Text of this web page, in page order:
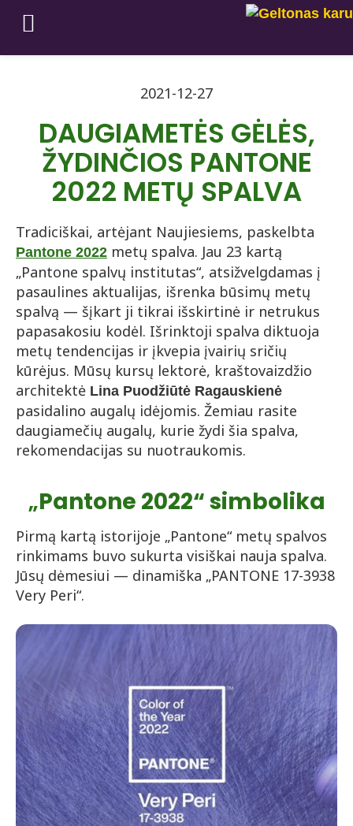
2021-12-27
DAUGIAMETĖS GĖLĖS,
ŽYDINČIOS PANTONE
2022 METŲ SPALVA
Tradiciškai, artėjant Naujiesiems, paskelbta
Pantone 2022 metų spalva. Jau 23 kartą
„Pantone spalvų institutas“, atsižvelgdamas į
pasaulines aktualijas, išrenka būsimų metų
spalvą — šįkart ji tikrai išskirtinė ir netrukus
papasakosiu kodėl. Išrinktoji spalva diktuoja
metų tendencijas ir įkvepia įvairių sričių
kūrėjus. Mūsų kursų lektorė, kraštovaizdžio
architektė Lina Puodžiūtė Ragauskienė
pasidalino augalų idėjomis. Žemiau rasite
daugiamečių augalų, kurie žydi šia spalva,
rekomendacijas su nuotraukomis.
„Pantone 2022“ simbolika
Pirmą kartą istorijoje „Pantone“ metų spalvos
rinkimams buvo sukurta visiškai nauja spalva.
Jūsų dėmesiui — dinamiška „PANTONE 17-3938
Very Peri“.